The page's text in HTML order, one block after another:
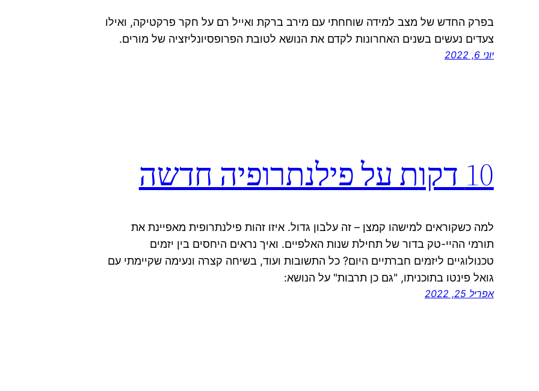
בפרק החדש של מצב למידה שוחחתי עם מירב ברקת ואייל רם על חקר פרקטיקה, ואילו
צעדים נעשים בשנים האחרונות לקדם את הנושא לטובת הפרופסיונליזציה של מורים.
יוני 6, 2022
10 דקות על פילנתרופיה חדשה
למה כשקוראים למישהו קמצן – זה עלבון גדול. איזו זהות פילנתרופית מאפיינת את
תורמי ההיי-טק בדור של תחילת שנות האלפיים. ואיך נראים היחסים בין יזמים
טכנולוגיים ליזמים חברתיים היום? כל התשובות ועוד, בשיחה קצרה ונעימה שקיימתי עם
גואל פינטו בתוכניתו, "גם כן תרבות" על הנושא:
אפריל 25, 2022